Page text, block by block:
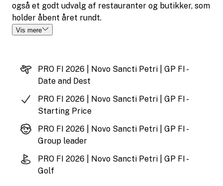
også et godt udvalg af restauranter og butikker, som
holder åbent året rundt.
Vis mere
PRO FI 2026 | Novo Sancti Petri | GP FI -
Date and Dest
PRO FI 2026 | Novo Sancti Petri | GP FI -
Starting Price
PRO FI 2026 | Novo Sancti Petri | GP FI -
Group leader
PRO FI 2026 | Novo Sancti Petri | GP FI -
Golf